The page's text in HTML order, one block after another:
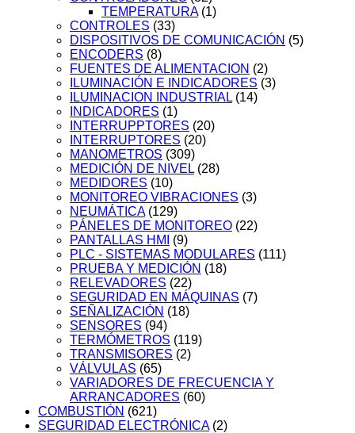
TEMPERATURA (1)
CONTROLES (33)
DISPOSITIVOS DE COMUNICACIÓN (5)
ENCODERS (8)
FUENTES DE ALIMENTACION (2)
ILUMINACIÓN E INDICADORES (3)
ILUMINACION INDUSTRIAL (14)
INDICADORES (1)
INTERRUPPTORES (20)
INTERRUPTORES (20)
MANOMETROS (309)
MEDICIÓN DE NIVEL (28)
MEDIDORES (10)
MONITOREO VIBRACIONES (3)
NEUMÁTICA (129)
PÁNELES DE MONITOREO (22)
PANTALLAS HMI
(9)
PLC - SISTEMAS MODULARES (111)
PRUEBA Y MEDICIÓN (18)
RELEVADORES (22)
SEGURIDAD EN MÁQUINAS (7)
SEÑALIZACIÓN (18)
SENSORES (94)
TERMÓMETROS (119)
TRANSMISORES (2)
VÁLVULAS (65)
VARIADORES DE FRECUENCIA Y
ARRANCADORES (60)
COMBUSTIÓN (621)
SEGURIDAD ELECTRÓNICA (2)